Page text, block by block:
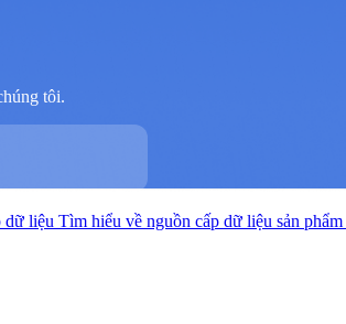
tôi.
dữ liệu Tìm hiểu về nguồn cấp dữ liệu sản phẩm